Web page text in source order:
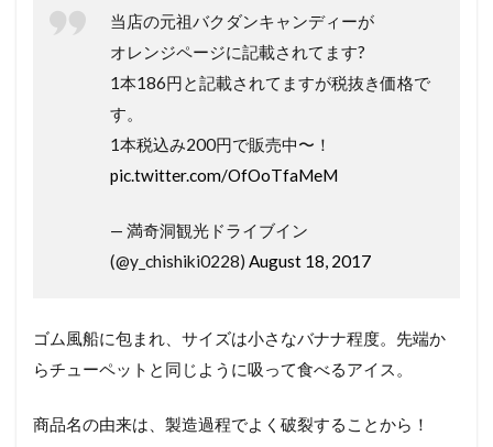
当店の元祖バクダンキャンディーが
オレンジページに記載されてます?
1本186円と記載されてますが税抜き価格で
す。
1本税込み200円で販売中〜！
pic.twitter.com/OfOoTfaMeM
— 満奇洞観光ドライブイン
(@y_chishiki0228) August 18, 2017
ゴム風船に包まれ、サイズは小さなバナナ程度。先端か
らチューペットと同じように吸って食べるアイス。
商品名の由来は、製造過程でよく破裂することから！